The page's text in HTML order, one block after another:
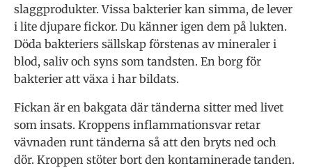
slaggprodukter. Vissa bakterier kan simma, de lever
i lite djupare fickor. Du känner igen dem på lukten.
Döda bakteriers sällskap förstenas av mineraler i
blod, saliv och syns som tandsten. En borg för
bakterier att växa i har bildats.
Fickan är en bakgata där tänderna sitter med livet
som insats. Kroppens inflammationsvar retar
vävnaden runt tänderna så att den bryts ned och
dör. Kroppen stöter bort den kontaminerade tanden.